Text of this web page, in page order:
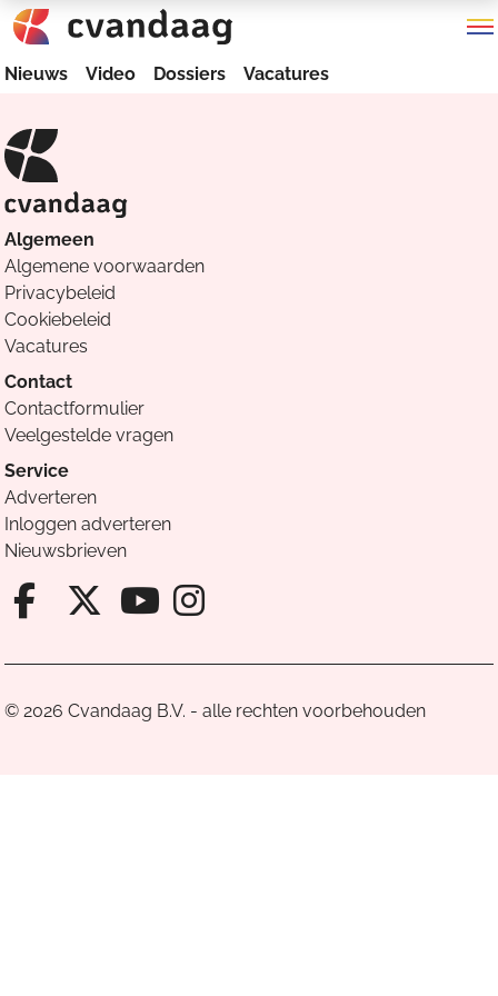
Nieuws Video Dossiers Vacatures
Algemeen
Algemene voorwaarden
Privacybeleid
Cookiebeleid
Vacatures
Contact
Contactformulier
Veelgestelde vragen
Service
Adverteren
Inloggen adverteren
Nieuwsbrieven
Facebook van Cvandaag
X van Cvandaag
Instagram van
© 2026 Cvandaag B.V. - alle rechten voorbehouden